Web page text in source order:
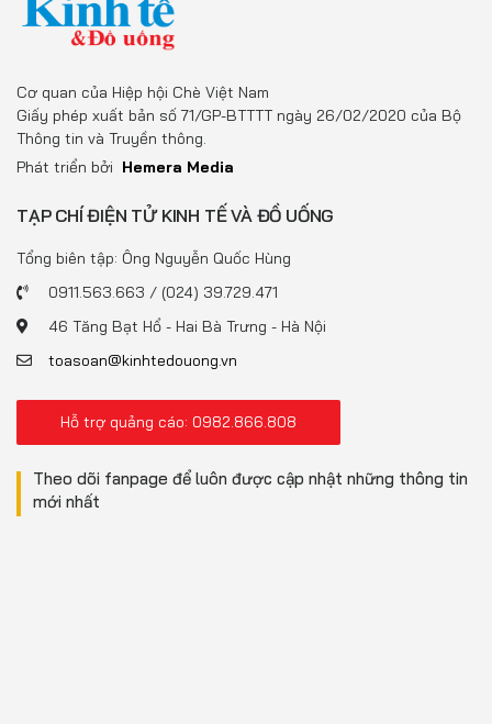
Cơ quan của Hiệp hội Chè Việt Nam
Giấy phép xuất bản số 71/GP-BTTTT ngày 26/02/2020 của Bộ
Thông tin và Truyền thông.
Phát triển bởi Hemera Media
TẠP CHÍ ĐIỆN TỬ KINH TẾ VÀ ĐỒ UỐNG
Tổng biên tập: Ông Nguyễn Quốc Hùng
0911.563.663 / (024) 39.729.471
46 Tăng Bạt Hổ - Hai Bà Trưng - Hà Nội
toasoan@kinhtedouong.vn
Hỗ trợ quảng cáo: 0982.866.808
Theo dõi fanpage để luôn được cập nhật những thông tin
mới nhất